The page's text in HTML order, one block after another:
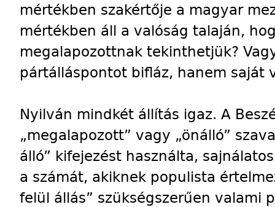
mértékben szakértője a magyar
mértékben áll a valóság talaján,
megalapozottnak tekinthetjük?
pártálláspontot bifláz, hanem saját
Nyilván mindkét állítás igaz. A
„megalapozott” vagy „önálló”
álló” kifejezést használta,
a számát, akiknek populista
felül állás” szükségszerűen valami